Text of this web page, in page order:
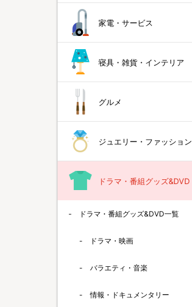
家電・サービス
寝具・雑貨・インテリア
グルメ
ジュエリー・ファッション
ドラマ・番組グッズ&DVD
ドラマ・番組グッズ&DVD一覧
ドラマ・映画
バラエティ・音楽
情報・ドキュメンタリー